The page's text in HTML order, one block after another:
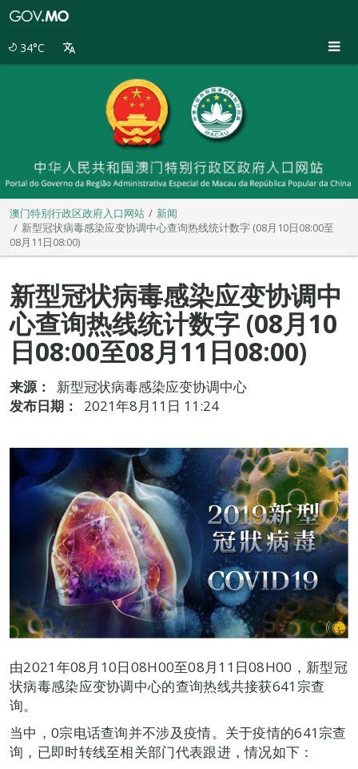
34°C
澳门特别行政区政府入口网站
新闻
新型冠状病毒感染应变协调中心查询热线统计数字 (08月10日08:00至
08月11日08:00)
新型冠状病毒感染应变协调中
心查询热线统计数字 (08月10
日08:00至08月11日08:00)
来源：
新型冠状病毒感染应变协调中心
发布日期：
2021年8月11日 11:24
由2021年08月10日08H00至08月11日08H00，新型冠
状病毒感染应变协调中心的查询热线共接获641宗查
询。
当中，0宗电话查询并不涉及疫情。关于疫情的641宗查
询，已即时转线至相关部门代表跟进，情况如下：